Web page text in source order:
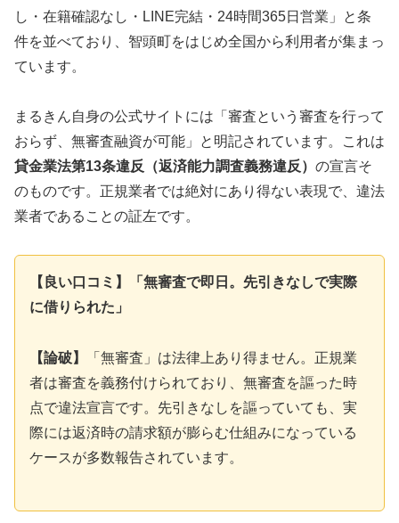
し・在籍確認なし・LINE完結・24時間365日営業」と条
件を並べており、智頭町をはじめ全国から利用者が集まっ
ています。
まるきん自身の公式サイトには「審査という審査を行って
おらず、無審査融資が可能」と明記されています。これは
貸金業法第13条違反（返済能力調査義務違反） の宣言そ
のものです。正規業者では絶対にあり得ない表現で、違法
業者であることの証左です。
【良い口コミ】「無審査で即日。先引きなしで実際
に借りられた」
【論破】
「無審査」は法律上あり得ません。正規業
者は審査を義務付けられており、無審査を謳った時
点で違法宣言です。先引きなしを謳っていても、実
際には返済時の請求額が膨らむ仕組みになっている
ケースが多数報告されています。